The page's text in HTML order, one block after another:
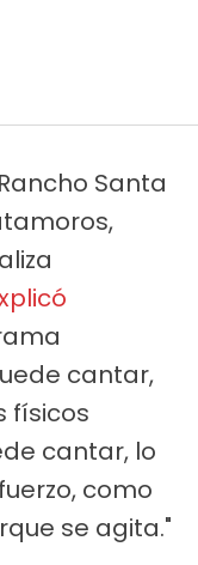
Santa
cantar,
físicos
cantar, lo
como
se agita."